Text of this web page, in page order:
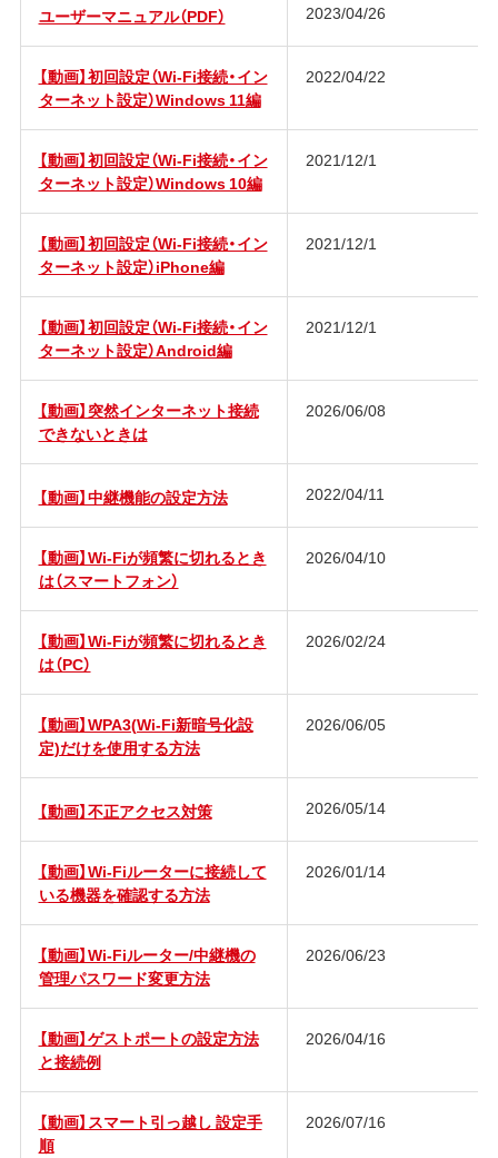
ユーザーマニュアル（PDF） 2023/04/26
【動画】初回設定（Wi-Fi接続・イン
ターネット設定）Windows 11編
2022/04/22
【動画】初回設定（Wi-Fi接続・イン
ターネット設定）Windows 10編
2021/12/1
【動画】初回設定（Wi-Fi接続・イン
ターネット設定）iPhone編
2021/12/1
【動画】初回設定（Wi-Fi接続・イン
ターネット設定）Android編
2021/12/1
【動画】突然インターネット接続
できないときは
2026/06/08
【動画】中継機能の設定方法 2022/04/11
【動画】Wi-Fiが頻繁に切れるとき
は（スマートフォン）
2026/04/10
【動画】Wi-Fiが頻繁に切れるとき
は（PC）
2026/02/24
【動画】WPA3(Wi-Fi新暗号化設
定)だけを使用する方法
2026/06/05
【動画】不正アクセス対策 2026/05/14
【動画】Wi-Fiルーターに接続して
いる機器を確認する方法
2026/01/14
【動画】Wi-Fiルーター/中継機の
管理パスワード変更方法
2026/06/23
【動画】ゲストポートの設定方法
と接続例
2026/04/16
【動画】スマート引っ越し 設定手
順
2026/07/16